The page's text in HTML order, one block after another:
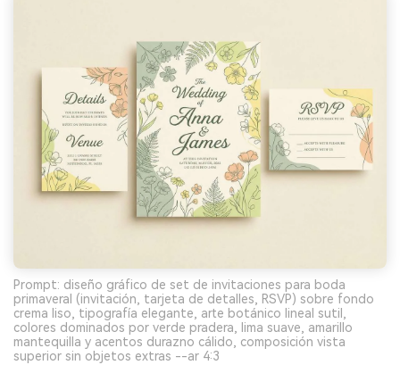
Prompt: diseño gráfico de set de invitaciones para boda
primaveral (invitación, tarjeta de detalles, RSVP) sobre fondo
crema liso, tipografía elegante, arte botánico lineal sutil,
colores dominados por verde pradera, lima suave, amarillo
mantequilla y acentos durazno cálido, composición vista
superior sin objetos extras --ar 4:3